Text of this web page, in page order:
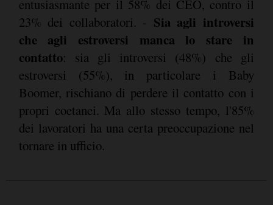
entusiasmante per il 58% dei CEO, contro il
23% dei collaboratori. - Sia agli introversi
che agli estroversi manca lo stare in
contatto: sia gli introversi (48%) che gli
estroversi (55%), in particolare i Baby
Boomer, rischiano di perdere il contatto con i
propri coetanei. Ma allo stesso tempo, l'85%
dei lavoratori ha una certa preoccupazione nel
tornare in ufficio.